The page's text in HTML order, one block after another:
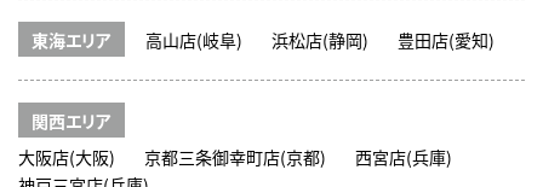
東海エリア 高山店(岐阜) 浜松店(静岡) 豊田店(愛知)
関西エリア
大阪店(大阪)
京都三条御幸町店(京都)
西宮店(兵庫)